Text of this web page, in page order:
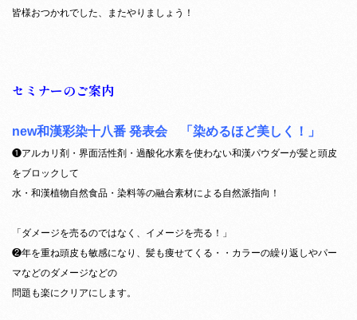
皆様おつかれでした、またやりましょう！
セミナーのご案内
new和漢彩染十八番 発表会 「染めるほど美しく！」
❶アルカリ剤・界面活性剤・過酸化水素を使わない和漢パウダーが髪と頭皮
をブロックして
水・和漢植物自然食品・染料等の融合素材による自然派指向！
「ダメージを売るのではなく、イメージを売る！」
❷年を重ね頭皮も敏感になり、髪も痩せてくる・・カラーの繰り返しやパー
マなどのダメージなどの
問題も楽にクリアにします。